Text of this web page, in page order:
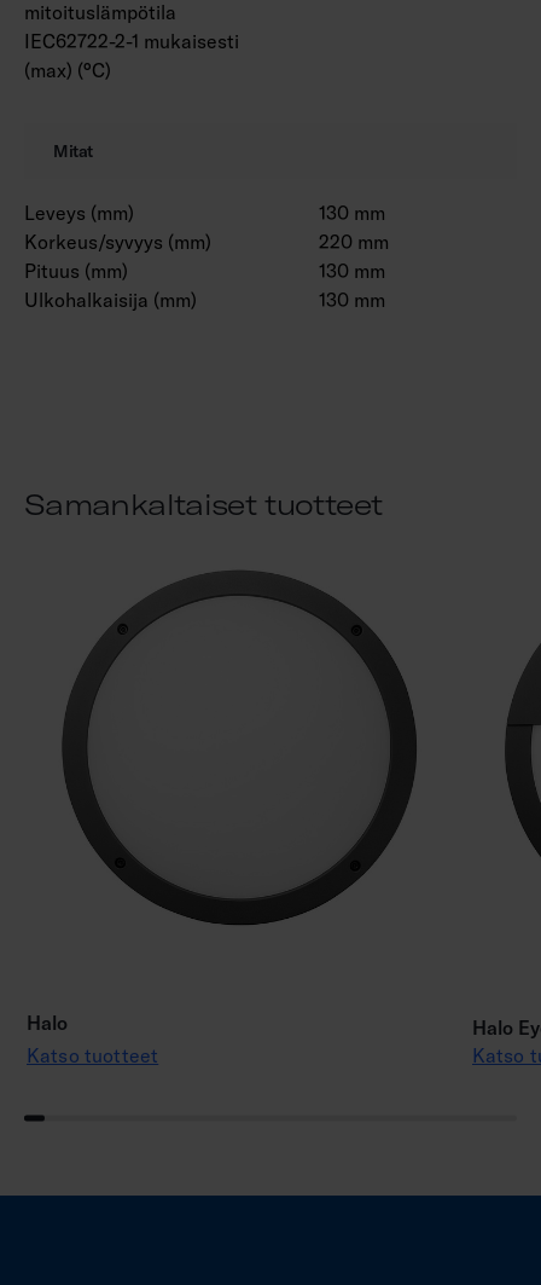
mitoituslämpötila
IEC62722-2-1 mukaisesti
(max) (°C)
Mitat
Leveys (mm)
130 mm
Korkeus/syvyys (mm)
220 mm
Pituus (mm)
130 mm
Ulkohalkaisija (mm)
130 mm
Samankaltaiset tuotteet
Halo
Katso tuotteet
Halo
Katso